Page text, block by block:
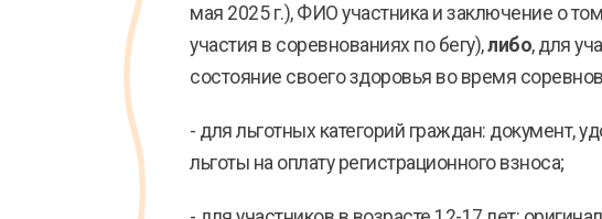
мая 2025 г.), ФИО участника и заключение о
участия в соревнованиях по бегу),либо, для
состояние своего здоровья во время
- для льготных категорий граждан: документ,
льготы на оплату регистрационного взноса;